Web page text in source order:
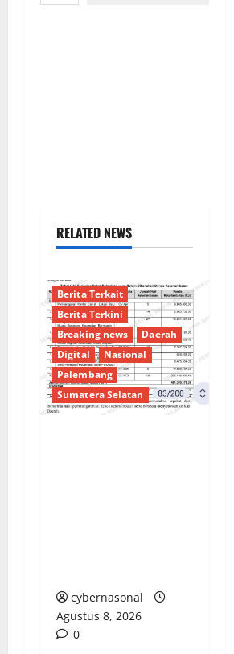
RELATED NEWS
Berita Terkait
Berita Terkini
Breaking news
Daerah
Digital
Nasional
Palembang
Sumatera Selatan
cybernasonal
Agustus 8, 2026
0